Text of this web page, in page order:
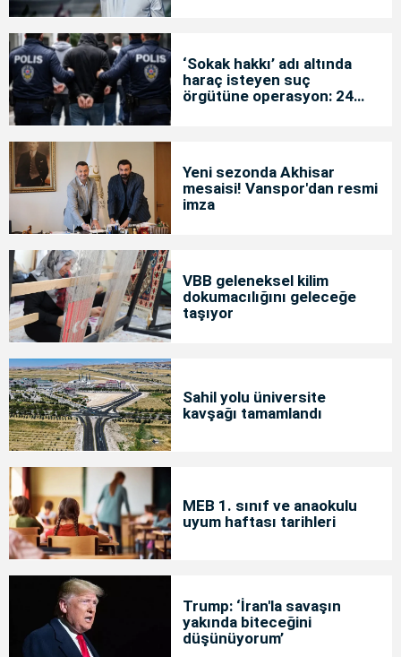
‘Sokak hakkı’ adı altında
haraç isteyen suç
örgütüne operasyon: 24
Yeni sezonda Akhisar
mesaisi! Vanspor'dan resmi
imza
VBB geleneksel kilim
dokumacılığını geleceğe
taşıyor
Sahil yolu üniversite
kavşağı tamamlandı
MEB 1. sınıf ve anaokulu
uyum haftası tarihleri
Trump: ‘İran'la savaşın
yakında biteceğini
düşünüyorum’